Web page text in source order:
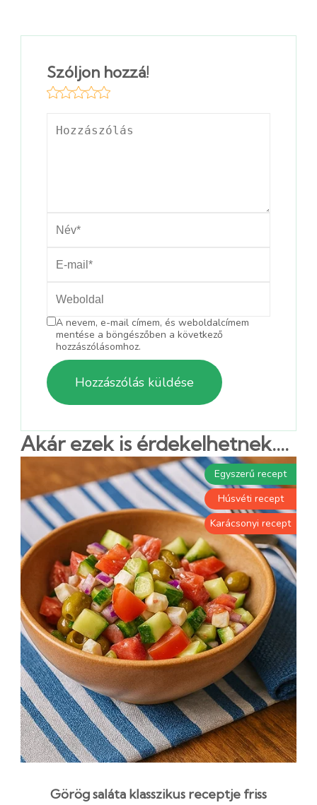
Szóljon hozzá!
A nevem, e-mail címem, és weboldalcímem
mentése a böngészőben a következő
hozzászólásomhoz.
Akár ezek is érdekelhetnek....
Egyszerű recept
Húsvéti recept
Karácsonyi recept
Görög saláta klasszikus receptje friss